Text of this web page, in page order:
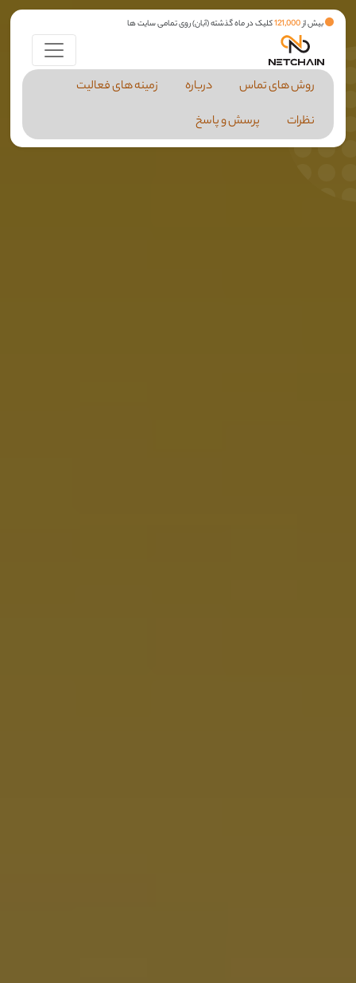
بیش از121,000کلیک در ماه گذشته (آبان) روی تمامی سایت ها
روش های تماس درباره
زمینه های فعالیت
نظرات
پرسش و پاسخ